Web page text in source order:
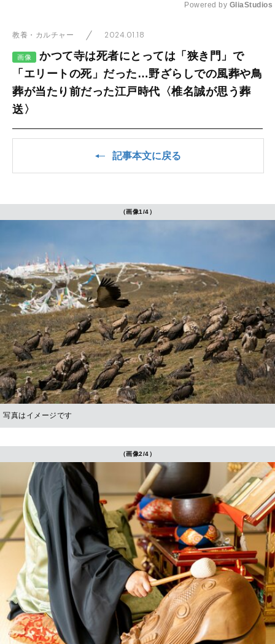
Powered by GliaStudios
教養・カルチャー 2024.01.18
画像
かつて寺は死者にとっては「狭き門」で
「エリートの死」だった…野ざらしでの風葬や鳥
葬が当たり前だった江戸時代〈椎名誠が思う葬
送〉
記事本文に戻る
（画像1/4）
写真はイメージです
（画像2/4）